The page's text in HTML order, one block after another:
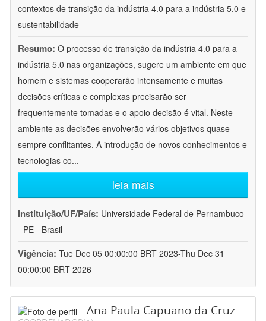
contextos de transição da indústria 4.0 para a indústria 5.0 e
sustentabilidade
Resumo: O processo de transição da indústria 4.0 para a
indústria 5.0 nas organizações, sugere um ambiente em que
homem e sistemas cooperarão intensamente e muitas
decisões críticas e complexas precisarão ser
frequentemente tomadas e o apoio decisão é vital. Neste
ambiente as decisões envolverão vários objetivos quase
sempre conflitantes. A introdução de novos conhecimentos e
tecnologias co...
leia mais
Instituição/UF/País: Universidade Federal de Pernambuco
- PE - Brasil
Vigência: Tue Dec 05 00:00:00 BRT 2023-Thu Dec 31
00:00:00 BRT 2026
Ana Paula Capuano da Cruz